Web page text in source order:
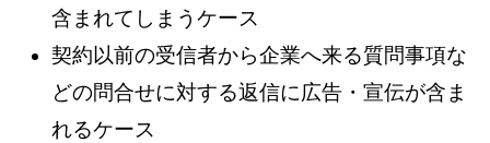
含まれてしまうケース
契約以前の受信者から企業へ来る質問事項な
どの問合せに対する返信に広告・宣伝が含ま
れるケース